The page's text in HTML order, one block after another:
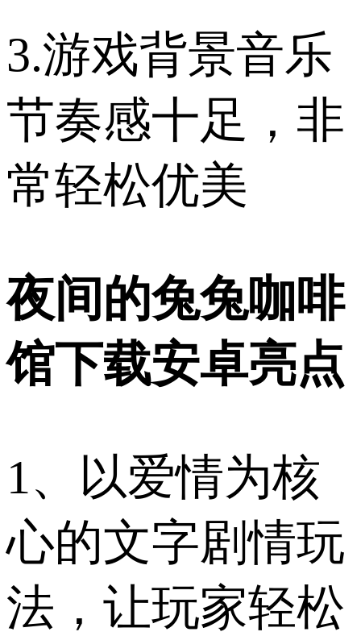
3.游戏背景音乐
节奏感十足，非
常轻松优美
夜间的兔兔咖啡
馆下载安卓亮点
1、以爱情为核
心的文字剧情玩
法，让玩家轻松